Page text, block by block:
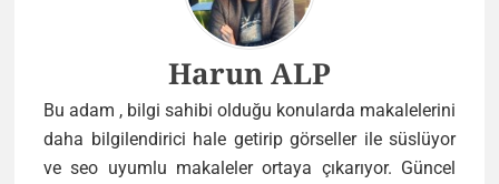
Author
Harun ALP
Bu adam , bilgi sahibi olduğu konularda makalelerini
daha bilgilendirici hale getirip görseller ile süslüyor
ve seo uyumlu makaleler ortaya çıkarıyor. Güncel